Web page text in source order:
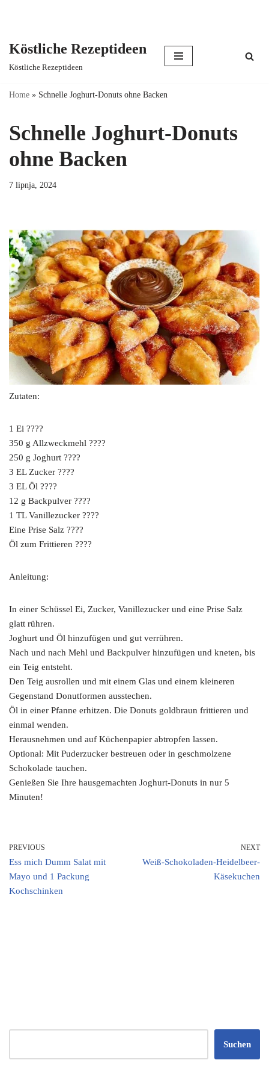
content
Köstliche Rezeptideen
Köstliche Rezeptideen
Home » Schnelle Joghurt-Donuts ohne Backen
Schnelle Joghurt-Donuts
ohne Backen
7 lipnja, 2024
Zutaten:
1 Ei ????
350 g Allzweckmehl ????
250 g Joghurt ????
3 EL Zucker ????
3 EL Öl ????
12 g Backpulver ????
1 TL Vanillezucker ????
Eine Prise Salz ????
Öl zum Frittieren ????
Anleitung:
In einer Schüssel Ei, Zucker, Vanillezucker und eine Prise Salz
glatt rühren.
Joghurt und Öl hinzufügen und gut verrühren.
Nach und nach Mehl und Backpulver hinzufügen und kneten, bis
ein Teig entsteht.
Den Teig ausrollen und mit einem Glas und einem kleineren
Gegenstand Donutformen ausstechen.
Öl in einer Pfanne erhitzen. Die Donuts goldbraun frittieren und
einmal wenden.
Herausnehmen und auf Küchenpapier abtropfen lassen.
Optional: Mit Puderzucker bestreuen oder in geschmolzene
Schokolade tauchen.
Genießen Sie Ihre hausgemachten Joghurt-Donuts in nur 5
Minuten!
PREVIOUS
Ess mich Dumm Salat mit
Mayo und 1 Packung
Kochschinken
NEXT
Weiß-Schokoladen-Heidelbeer-
Käsekuchen
Suchen